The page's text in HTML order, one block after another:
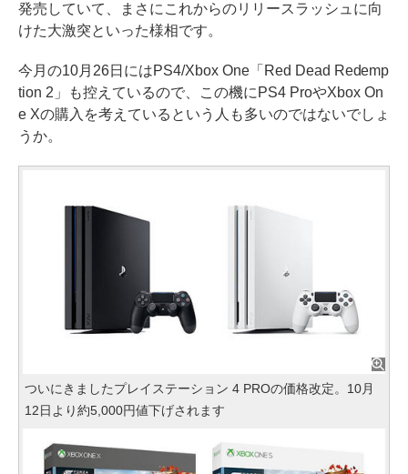
発売していて、まさにこれからのリリースラッシュに向
けた大激突といった様相です。
今月の10月26日にはPS4/Xbox One「Red Dead Redemp
tion 2」も控えているので、この機にPS4 ProやXbox On
e Xの購入を考えているという人も多いのではないでしょ
うか。
ついにきましたプレイステーション 4 PROの価格改定。10月
12日より約5,000円値下げされます